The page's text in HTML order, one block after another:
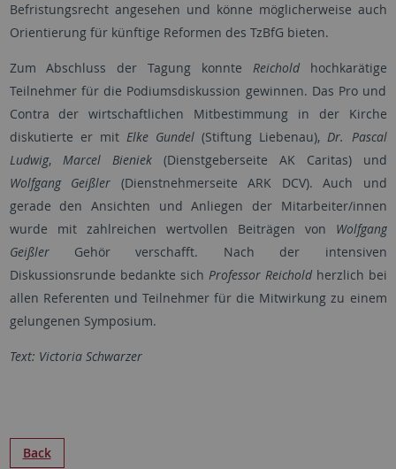
Befristungsrecht angesehen und könne möglicherweise auch
Orientierung für künftige Reformen des TzBfG bieten.
Zum Abschluss der Tagung konnte Reichold hochkarätige
Teilnehmer für die Podiumsdiskussion gewinnen. Das Pro und
Contra der wirtschaftlichen Mitbestimmung in der Kirche
diskutierte er mit Elke Gundel (Stiftung Liebenau),Dr. Pascal
Ludwig, Marcel Bieniek(Dienstgeberseite AK Caritas) und
Wolfgang Geißler (Dienstnehmerseite ARK DCV). Auch und
gerade den Ansichten und Anliegen der Mitarbeiter/innen
wurde mit zahlreichen wertvollen Beiträgen von Wolfgang
GeißlerGehör verschafft. Nach der intensiven
Diskussionsrunde bedankte sich Professor Reicholdherzlich bei
allen Referenten und Teilnehmer für die Mitwirkung zu einem
gelungenen Symposium.
Text: Victoria Schwarzer
Back